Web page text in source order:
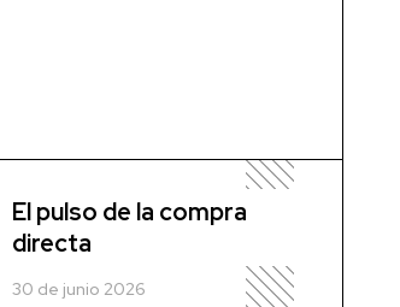
El pulso de la compra
directa
30 de junio 2026